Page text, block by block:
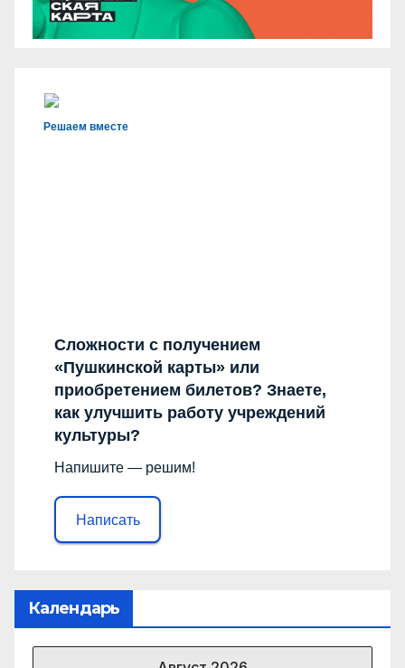
Решаем вместе
Сложности с получением
«Пушкинской карты» или
приобретением билетов? Знаете,
как улучшить работу учреждений
культуры?
Напишите — решим!
Написать
Календарь